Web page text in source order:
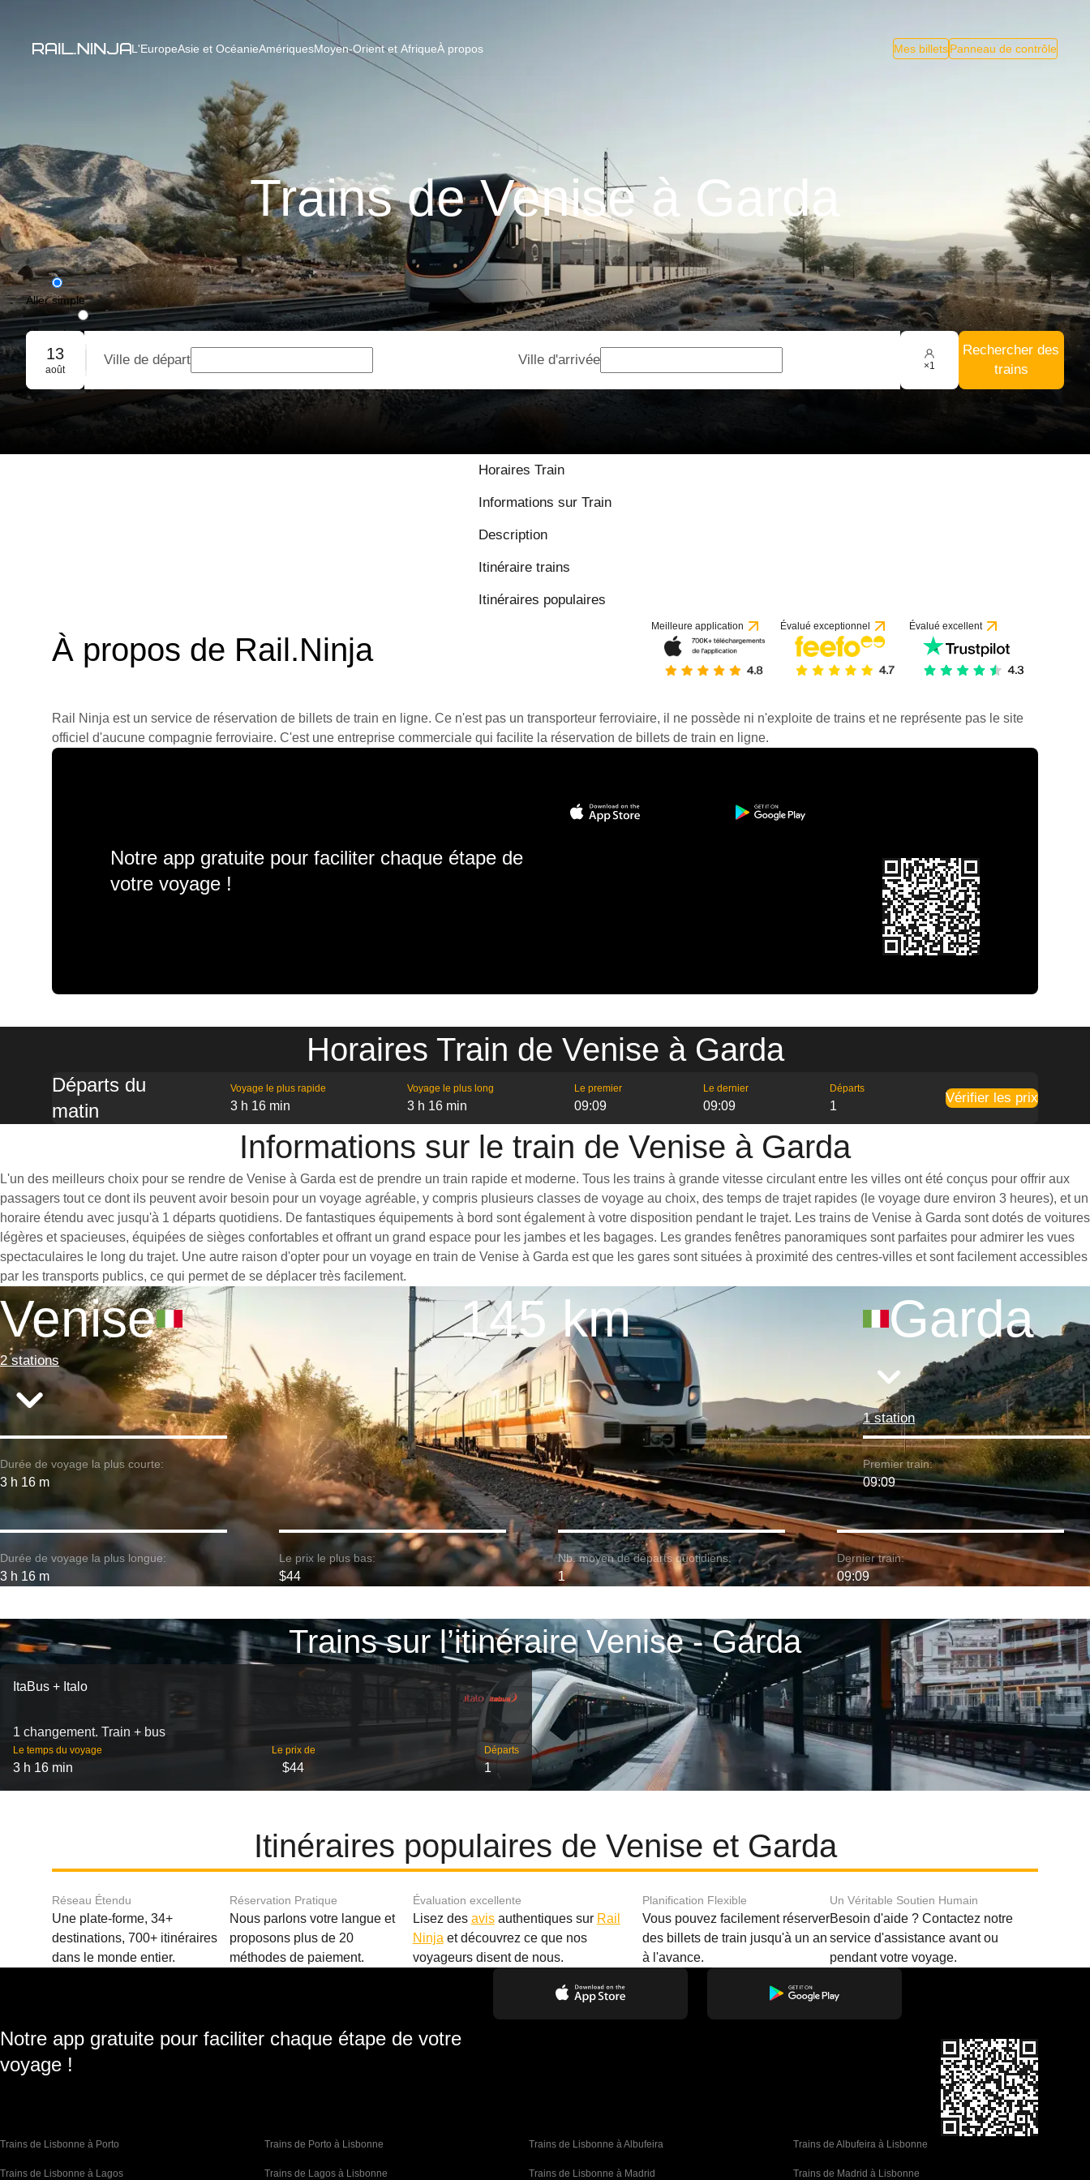
L'EuropeAsie et OcéanieAmériquesMoyen-Orient et AfriqueÀ propos Mes billetsPanneau de contrôle
Trains de Venise à Garda
Aller simple
Aller-retour
Réservation de groupe
13
août
Ville de départ Ville d'arrivée ×1
Rechercher des
trains
Horaires Train
Informations sur Train
Description
Itinéraire trains
Itinéraires populaires
À propos de Rail.Ninja
Meilleure application Évalué exceptionnel Évalué excellent
Rail Ninja est un service de réservation de billets de train en ligne. Ce n'est pas un transporteur ferroviaire, il ne possède ni n'exploite de trains et ne représente pas le site
officiel d'aucune compagnie ferroviaire. C'est une entreprise commerciale qui facilite la réservation de billets de train en ligne.
Notre app gratuite pour faciliter chaque étape de
votre voyage !
Horaires Train de Venise à Garda
Départs du
matin
Voyage le plus rapide
3 h 16 min
Voyage le plus long
3 h 16 min
Le premier
09:09
Le dernier
09:09
Départs
1
Vérifier les prix
Informations sur le train de Venise à Garda
L'un des meilleurs choix pour se rendre de Venise à Garda est de prendre un train rapide et moderne. Tous les trains à grande vitesse circulant entre les villes ont été conçus pour offrir aux
passagers tout ce dont ils peuvent avoir besoin pour un voyage agréable, y compris plusieurs classes de voyage au choix, des temps de trajet rapides (le voyage dure environ 3 heures), et un
horaire étendu avec jusqu'à 1 départs quotidiens. De fantastiques équipements à bord sont également à votre disposition pendant le trajet. Les trains de Venise à Garda sont dotés de voitures
légères et spacieuses, équipées de sièges confortables et offrant un grand espace pour les jambes et les bagages. Les grandes fenêtres panoramiques sont parfaites pour admirer les vues
spectaculaires le long du trajet. Une autre raison d'opter pour un voyage en train de Venise à Garda est que les gares sont situées à proximité des centres-villes et sont facilement accessibles
par les transports publics, ce qui permet de se déplacer très facilement.
Venise
2 stations
145 km Garda
1 station
Durée de voyage la plus courte:
3 h 16 m
Premier train:
09:09
Durée de voyage la plus longue:
3 h 16 m
Le prix le plus bas:
$44
Nb. moyen de départs quotidiens:
1
Dernier train:
09:09
Trains sur l’itinéraire Venise - Garda
ItaBus + Italo
1 changement. Train + bus
Le temps du voyage
3 h 16 min
Le prix de
$44
Départs
1
Itinéraires populaires de Venise et Garda
Réseau Étendu
Une plate-forme, 34+
destinations, 700+ itinéraires
dans le monde entier.
Réservation Pratique
Nous parlons votre langue et
proposons plus de 20
méthodes de paiement.
Évaluation excellente
Lisez des avisauthentiques sur Rail
Ninja et découvrez ce que nos
voyageurs disent de nous.
Planification Flexible
Vous pouvez facilement réserver
des billets de train jusqu'à un an
à l'avance.
Un Véritable Soutien Humain
Besoin d'aide ? Contactez notre
service d'assistance avant ou
pendant votre voyage.
Notre app gratuite pour faciliter chaque étape de votre
voyage !
Trains de Lisbonne à Porto Trains de Porto à Lisbonne Trains de Lisbonne à Albufeira Trains de Albufeira à Lisbonne
Trains de Lisbonne à Lagos Trains de Lagos à Lisbonne Trains de Lisbonne à Madrid Trains de Madrid à Lisbonne